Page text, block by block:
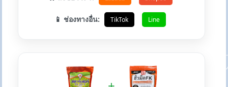
📱 ช่องทางอื่น: TikTok Line